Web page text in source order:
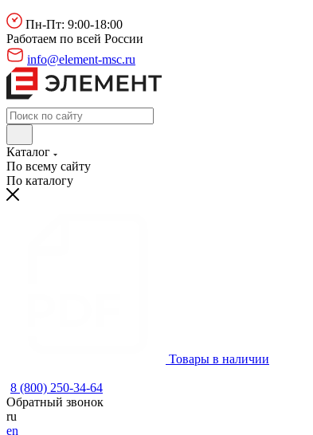
Пн-Пт: 9:00-18:00
Работаем по всей России
info@element-msc.ru
Каталог
По всему сайту
По каталогу
Товары в наличии
8 (800) 250-34-64
Обратный звонок
ru
en